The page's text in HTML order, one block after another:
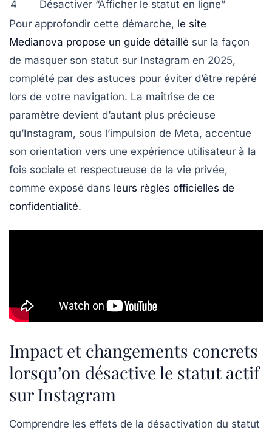
4
Désactiver “Afficher le statut en ligne”
Pour approfondir cette démarche, le site
Medianova propose un guide détaillé sur la façon
de masquer son statut sur Instagram en 2025,
complété par des astuces pour éviter d’être repéré
lors de votre navigation. La maîtrise de ce
paramètre devient d’autant plus précieuse
qu’Instagram, sous l’impulsion de Meta, accentue
son orientation vers une expérience utilisateur à la
fois sociale et respectueuse de la vie privée,
comme exposé dans leurs règles officielles de
confidentialité.
Impact et changements concrets
lorsqu’on désactive le statut actif
sur Instagram
Comprendre les effets de la désactivation du statut